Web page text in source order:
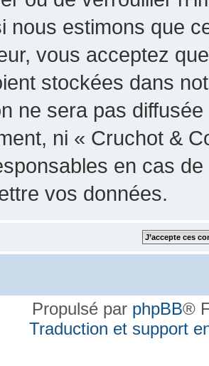
nous estimons que
vous acceptez
stockées dans
ne sera pas
ni « Cruchot &
en cas
vos données.
Propulsé par phpBB®
Traduction et support